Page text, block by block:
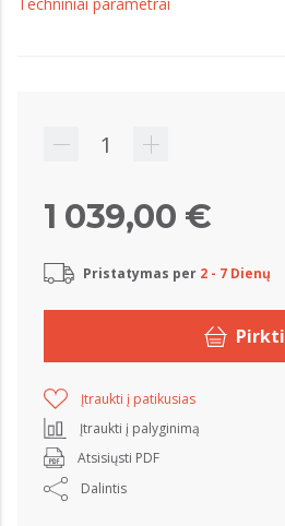
1 039,00 €
Pristatymas per 2 - 7 Dienų
Pirkti
Įtraukti į patikusias
Įtraukti į palyginimą
Atsisiųsti PDF
Dalintis